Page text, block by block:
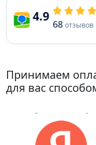
4.9 68 отзывов
Принимаем
для вас